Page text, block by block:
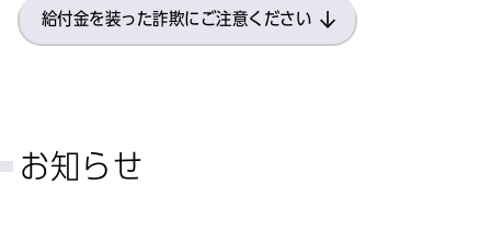
給付金を装った詐欺にご注意ください
お知らせ